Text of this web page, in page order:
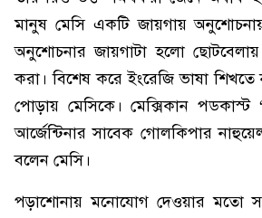
মানুষ মেসি একটি জায়গায়
অনুশোচনার জায়গাটা হলো
করা। বিশেষ করে ইংরেজি ভাষা শিখতে
পোড়ায় মেসিকে। মেক্সিকান পডকাস্ট
আর্জেন্টিনার সাবেক গোলকিপার
বলেন মেসি।
পড়াশোনায় মনোযোগ দেওয়ার মতো